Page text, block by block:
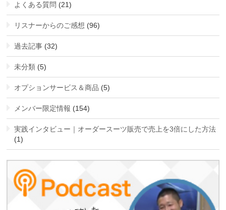
よくある質問 (21)
リスナーからのご感想 (96)
過去記事 (32)
未分類 (5)
オプションサービス＆商品 (5)
メンバー限定情報 (154)
実践インタビュー｜オーダースーツ販売で売上を3倍にした方法
(1)